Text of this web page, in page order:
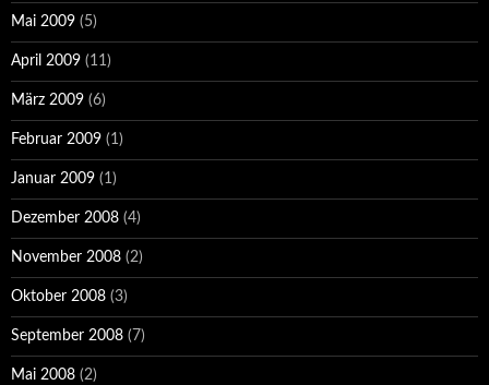
Mai 2009 (5)
April 2009 (11)
März 2009 (6)
Februar 2009 (1)
Januar 2009 (1)
Dezember 2008 (4)
November 2008 (2)
Oktober 2008 (3)
September 2008 (7)
Mai 2008 (2)